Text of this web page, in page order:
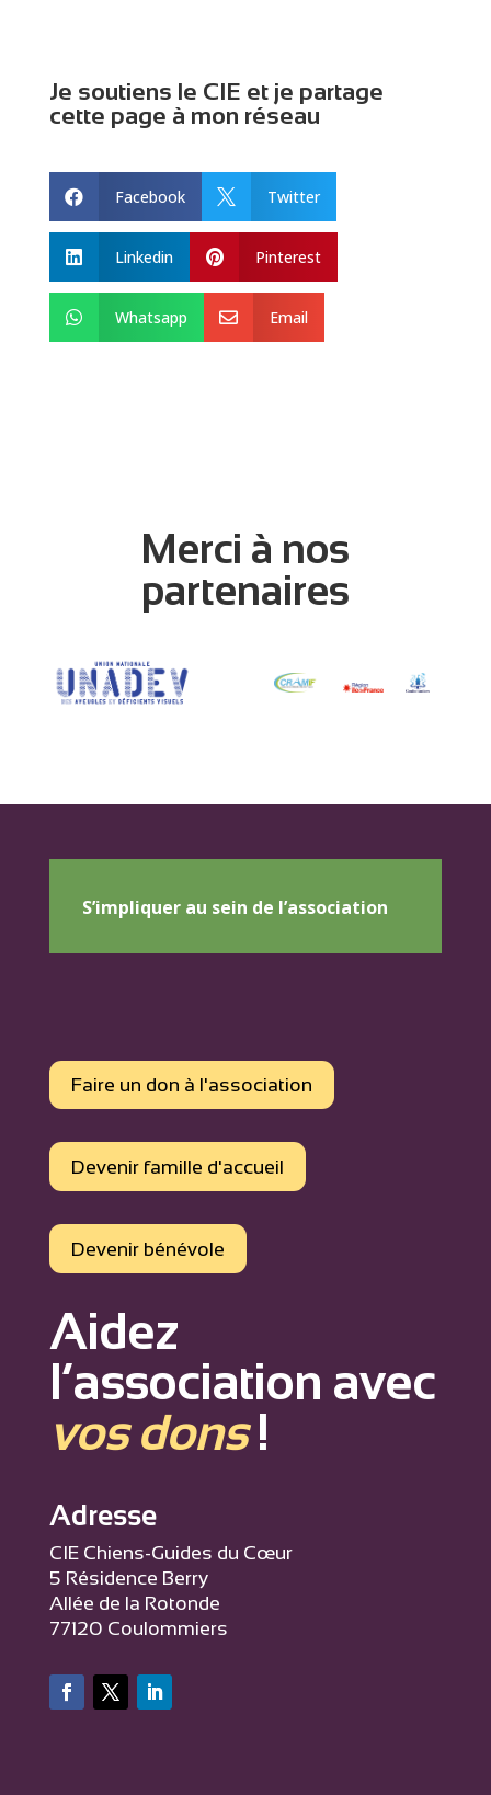
Je soutiens le CIE et je partage
cette page à mon réseau
 Facebook  Twitter
 Linkedin  Pinterest
 Whatsapp  Email
Merci à nos
partenaires
S’impliquer au sein de l’association
Faire un don à l'association
Devenir famille d'accueil
Devenir bénévole
Aidez
l’association avec
vos dons!
Adresse
CIE Chiens-Guides du Cœur
5 Résidence Berry
Allée de la Rotonde
77120 Coulommiers